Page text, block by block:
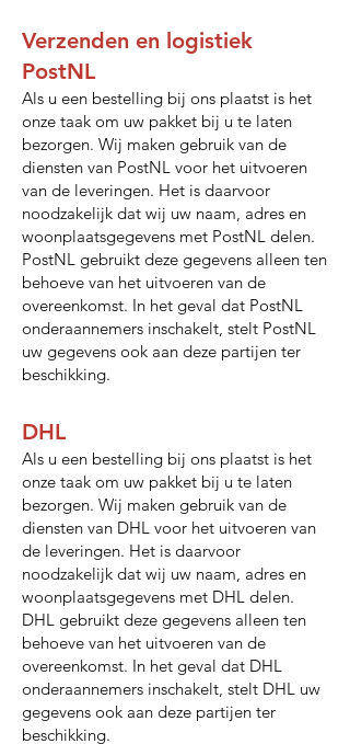
Verzenden en logistiek
PostNL
Als u een bestelling bij ons plaatst is het
onze taak om uw pakket bij u te laten
bezorgen. Wij maken gebruik van de
diensten van PostNL voor het uitvoeren
van de leveringen. Het is daarvoor
noodzakelijk dat wij uw naam, adres en
woonplaatsgegevens met PostNL delen.
PostNL gebruikt deze gegevens alleen ten
behoeve van het uitvoeren van de
overeenkomst. In het geval dat PostNL
onderaannemers inschakelt, stelt PostNL
uw gegevens ook aan deze partijen ter
beschikking.
DHL
Als u een bestelling bij ons plaatst is het
onze taak om uw pakket bij u te laten
bezorgen. Wij maken gebruik van de
diensten van DHL voor het uitvoeren van
de leveringen. Het is daarvoor
noodzakelijk dat wij uw naam, adres en
woonplaatsgegevens met DHL delen.
DHL gebruikt deze gegevens alleen ten
behoeve van het uitvoeren van de
overeenkomst. In het geval dat DHL
onderaannemers inschakelt, stelt DHL uw
gegevens ook aan deze partijen ter
beschikking.